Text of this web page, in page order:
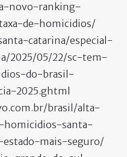
novo-ranking-
de-homicidios/
catarina/especial-
2025/05/22/sc-tem-
do-brasil-
2025.ghtml
brasil/alta-
homicidios-santa-
mais-seguro/